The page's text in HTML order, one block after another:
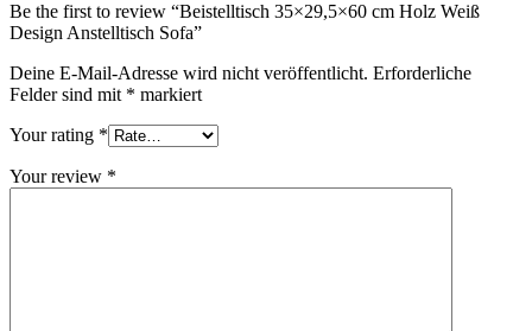
Be the first to review “Beistelltisch 35×29,5×60 cm Holz Weiß
Design Anstelltisch Sofa”
Deine E-Mail-Adresse wird nicht veröffentlicht. Erforderliche
Felder sind mit * markiert
Your rating *
Your review *